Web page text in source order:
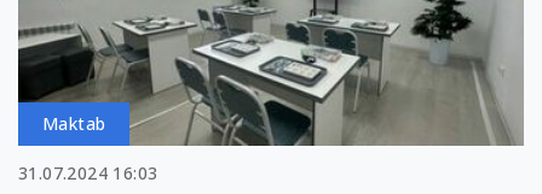
Maktab
31.07.2024 16:03